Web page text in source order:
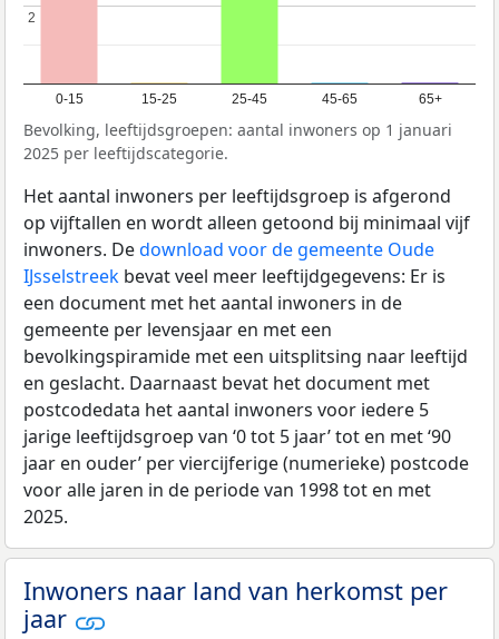
0-15 15-25 25-45 45-65 65+
2
2
Bevolking, leeftijdsgroepen: aantal inwoners op 1 januari
2025 per leeftijdscategorie.
Het aantal inwoners per leeftijdsgroep is afgerond
op vijftallen en wordt alleen getoond bij minimaal vijf
inwoners. Dedownload voor de gemeente Oude
IJsselstreek bevat veel meer leeftijdgegevens: Er is
een document met het aantal inwoners in de
gemeente per levensjaar en met een
bevolkingspiramide met een uitsplitsing naar leeftijd
en geslacht. Daarnaast bevat het document met
postcodedata het aantal inwoners voor iedere 5
jarige leeftijdsgroep van ‘0 tot 5 jaar’ tot en met ‘90
jaar en ouder’ per viercijferige (numerieke) postcode
voor alle jaren in de periode van 1998 tot en met
2025.
Inwoners naar land van herkomst per
jaar